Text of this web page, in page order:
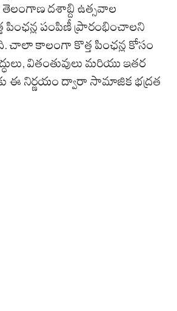
తెలంగాణ దశాబ్ది ఉత్సవాల
పింఛన్ల పంపిణీ ప్రారంభించాలని
చాలా కాలంగా కొత్త పింఛన్ల కోసం
వితంతువులు మరియు ఇతర
ఈ నిర్ణయం ద్వారా సామాజిక భద్రత